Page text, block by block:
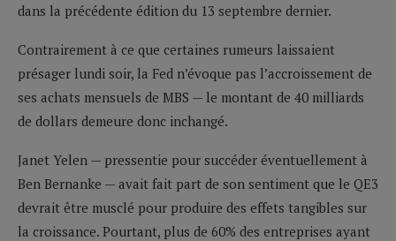
dans la précédente édition du 13 septembre dernier.
Contrairement à ce que certaines rumeurs laissaient
présager lundi soir, la Fed n’évoque pas l’accroissement de
ses achats mensuels de MBS — le montant de 40 milliards
de dollars demeure donc inchangé.
Janet Yelen — pressentie pour succéder éventuellement à
Ben Bernanke — avait fait part de son sentiment que le QE3
devrait être musclé pour produire des effets tangibles sur
la croissance. Pourtant, plus de 60% des entreprises ayant